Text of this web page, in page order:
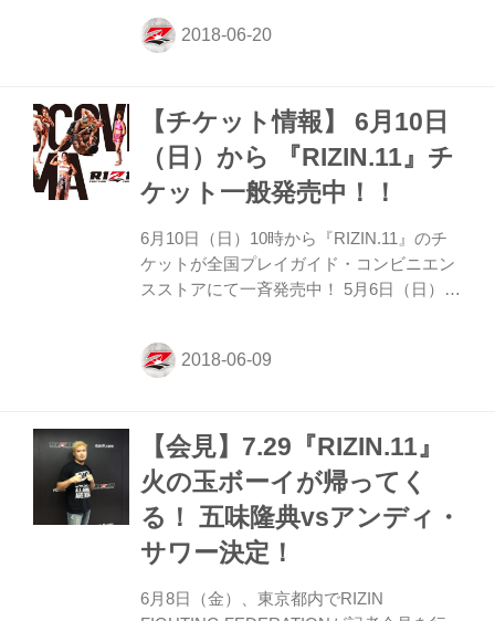
に、8月12日（日）ドルフィンズアリーナ
(愛知県体育館)で開催される『RIZIN.12』
RIZIN統括本部長、矢地祐介、KINGレイ
ナ、村田夏南子、元谷友貴、日沖発、朝倉
未来、ストラッサー起一、住村竜市朗、杉
山しずからが出席した。 冒頭で榊原実行委
た那須川天心の近況報告が行われ、「先日
（...
【チケット情報】 6月10日
（日）から 『RIZIN.11』チ
ケット一般発売中！！
6月10日（日）10時から『RIZIN.11』のチ
ケットが全国プレイガイド・コンビニエン
スストアにて一斉発売中！ 5月6日（日）に
『RIZIN.10』は福岡だけでなく九州を熱く
した。そして舞台は埼玉へ移り、7月29日
「DISCOVER MMA」を標語に、「従来の
枠にとらわれず、MMAの魅力を再発見し、
まだ誰も踏み出したことのないMMAの大海
へ漕ぎ出そう」と出航した今大会も魅力的
なカードが目白押し。 ５年ぶりの再戦が
RIZINの舞台で！ 堀口恭司vs扇久保...
【会見】7.29『RIZIN.11』
火の玉ボーイが帰ってく
る！ 五味隆典vsアンディ・
サワー決定！
6月8日（金）、東京都内でRIZIN